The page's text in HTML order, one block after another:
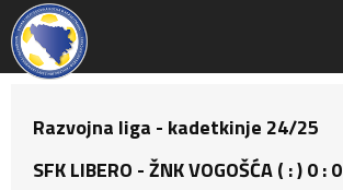
Razvojna liga - kadetkinje 24/25
SFK LIBERO - ŽNK VOGOŠĆA ( : ) 0 : 0